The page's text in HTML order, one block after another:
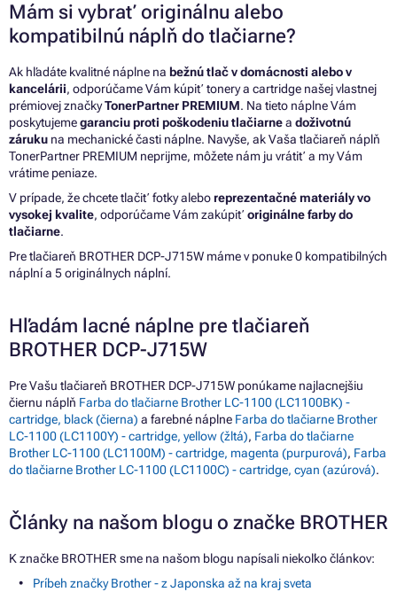
Mám si vybrať originálnu alebo
kompatibilnú náplň do tlačiarne?
Ak hľadáte kvalitné náplne na bežnú tlač v domácnosti alebo v
kancelárii, odporúčame Vám kúpiť tonery a cartridge našej vlastnej
prémiovej značkyTonerPartner PREMIUM. Na tieto náplne Vám
poskytujemegaranciu proti poškodeniu tlačiarnea doživotnú
záruku na mechanické časti náplne. Navyše, ak Vaša tlačiareň náplň
TonerPartner PREMIUM neprijme, môžete nám ju vrátiť a my Vám
vrátime peniaze.
V prípade, že chcete tlačiť fotky aleboreprezentačné materiály vo
vysokej kvalite, odporúčame Vám zakúpiť originálne farby do
tlačiarne.
Pre tlačiareň BROTHER DCP-J715W máme v ponuke 0 kompatibilných
náplní a 5 originálnych náplní.
Hľadám lacné náplne pre tlačiareň
BROTHER DCP-J715W
Pre Vašu tlačiareň BROTHER DCP-J715W ponúkame najlacnejšiu
čiernu náplň Farba do tlačiarne Brother LC-1100 (LC1100BK) -
cartridge, black (čierna) a farebné náplne Farba do tlačiarne Brother
LC-1100 (LC1100Y) - cartridge, yellow (žltá), Farba do tlačiarne
Brother LC-1100 (LC1100M) - cartridge, magenta (purpurová), Farba
do tlačiarne Brother LC-1100 (LC1100C) - cartridge, cyan (azúrová).
Články na našom blogu o značke BROTHER
K značke BROTHER sme na našom blogu napísali niekoľko článkov:
Príbeh značky Brother - z Japonska až na kraj sveta